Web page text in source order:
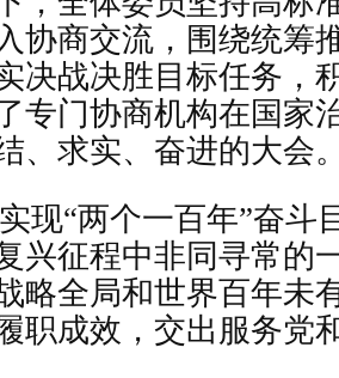
协商交流，围绕统筹
决战决胜目标任务，
专门协商机构在国家
、求实、奋进的大会
现“两个一百年”奋斗
兴征程中非同寻常的
略全局和世界百年未
职成效，交出服务党